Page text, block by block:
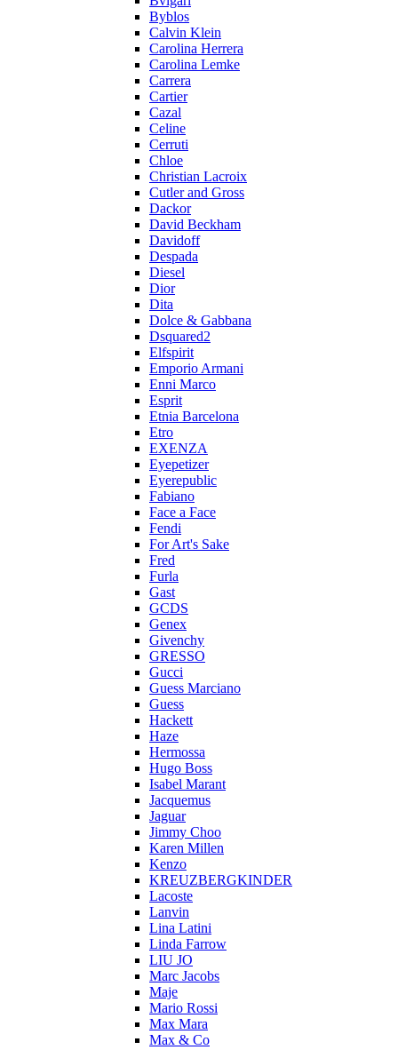
Byblos
Calvin Klein
Carolina Herrera
Carolina Lemke
Carrera
Cartier
Cazal
Celine
Cerruti
Chloe
Christian Lacroix
Cutler and Gross
Dackor
David Beckham
Davidoff
Despada
Diesel
Dior
Dita
Dolce & Gabbana
Dsquared2
Elfspirit
Emporio Armani
Enni Marco
Esprit
Etnia Barcelona
Etro
EXENZA
Eyepetizer
Eyerepublic
Fabiano
Face a Face
Fendi
For Art's Sake
Fred
Furla
Gast
GCDS
Genex
Givenchy
GRESSO
Gucci
Guess Marciano
Guess
Hackett
Haze
Hermossa
Hugo Boss
Isabel Marant
Jacquemus
Jaguar
Jimmy Choo
Karen Millen
Kenzo
KREUZBERGKINDER
Lacoste
Lanvin
Lina Latini
Linda Farrow
LIU JO
Marc Jacobs
Maje
Mario Rossi
Max Mara
Max & Co